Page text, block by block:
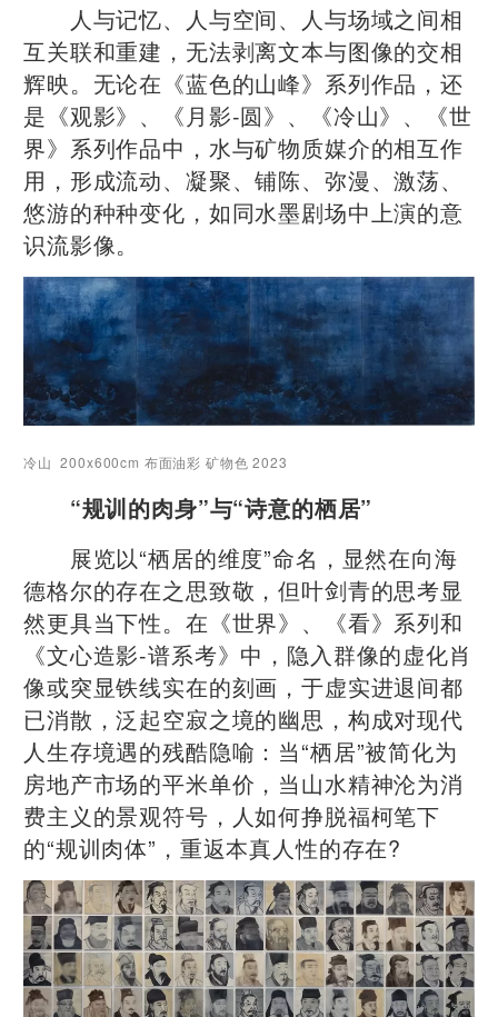
人与记忆、人与空间、人与场域之间相
互关联和重建，无法剥离文本与图像的交相
辉映。无论在《蓝色的山峰》系列作品，还
是《观影》、《月影-圆》、《冷山》、《世
界》系列作品中，水与矿物质媒介的相互作
用，形成流动、凝聚、铺陈、弥漫、激荡、
悠游的种种变化，如同水墨剧场中上演的意
识流影像。
冷山 200x600cm 布面油彩 矿物色 2023
“规训的肉身”与“诗意的栖居”
展览以“栖居的维度”命名，显然在向海
德格尔的存在之思致敬，但叶剑青的思考显
然更具当下性。在《世界》、《看》系列和
《文心造影-谱系考》中，隐入群像的虚化肖
像或突显铁线实在的刻画，于虚实进退间都
已消散，泛起空寂之境的幽思，构成对现代
人生存境遇的残酷隐喻：当“栖居”被简化为
房地产市场的平米单价，当山水精神沦为消
费主义的景观符号，人如何挣脱福柯笔下
的“规训肉体”，重返本真人性的存在?